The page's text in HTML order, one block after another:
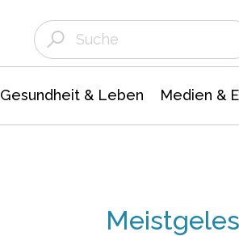
Gesundheit & Leben Medien &